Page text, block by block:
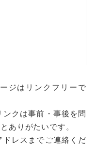
ジはリンクフリーで
ンクは事前・事後を問
ありがたいです。
ドレスまでご連絡くだ